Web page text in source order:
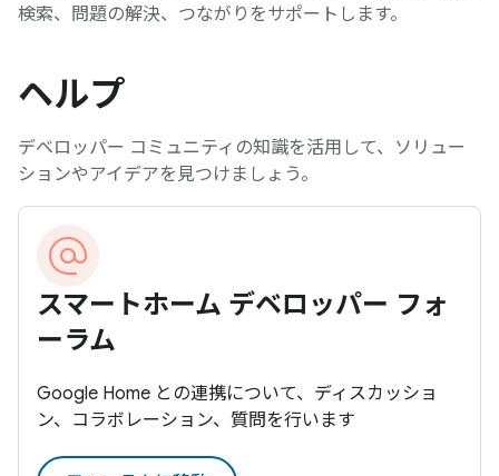
検索、問題の解決、つながりをサポートします。
ヘルプ
デベロッパー コミュニティの知識を活用して、ソリュー
ションやアイデアを見つけましょう。
スマートホーム デベロッパー フォ
ーラム
Google Home との連携について、ディスカッショ
ン、コラボレーション、質問を行います